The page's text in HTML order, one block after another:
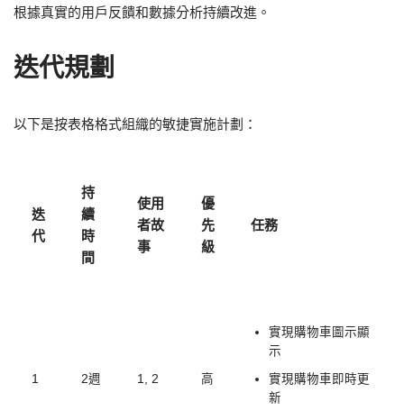
根據真實的用戶反饋和數據分析持續改進。
迭代規劃
以下是按表格格式組織的敏捷實施計劃：
迭
代
持
續
時
間
使用
者故
事
優
先
級
任務
1 2週 1, 2 高
實現購物車圖示顯
示
實現購物車即時更
新